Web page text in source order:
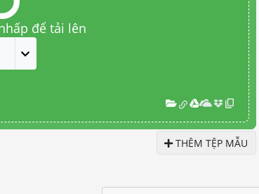
để tải lên
THÊM TỆP MẪU